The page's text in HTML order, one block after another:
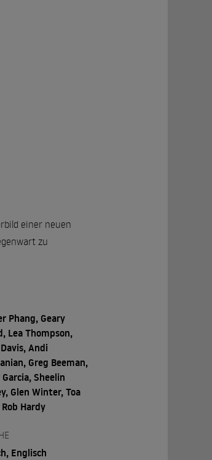
einer neuen
zu
Phang, Geary
Lea Thompson,
Andi
Greg Beeman,
Sheelin
Glen Winter, Toa
Hardy
Englisch